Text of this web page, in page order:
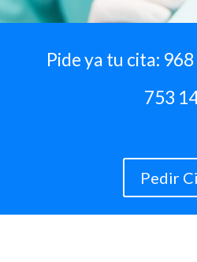
Pide ya tu cita:
753
Pedir